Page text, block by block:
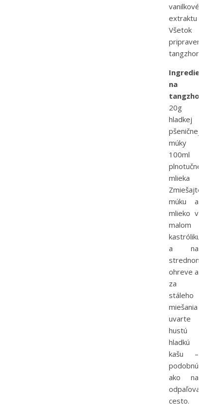
vanilkového
extraktu
Všetok
pripravený
tangzhong
Ingrediencie
na
tangzhong:
20g
hladkej
pšeničnej
múky
100ml
plnotučného
mlieka
Zmiešajte
múku a
mlieko v
malom
kastróliku
a na
strednom
ohreve a
za
stáleho
miešania
uvarte
hustú
hladkú
kašu –
podobnú
ako na
odpaľované
cesto.